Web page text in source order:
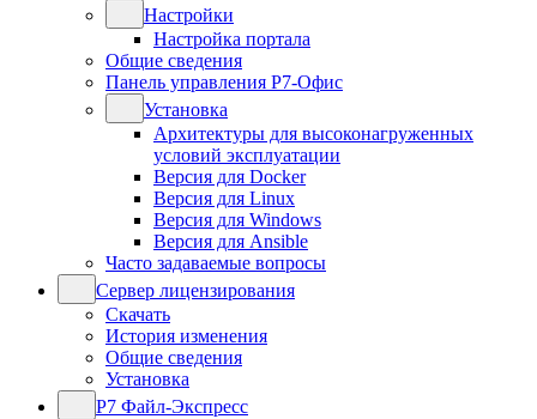
Настройки
Настройка портала
Общие сведения
Панель управления Р7-Офис
Установка
Архитектуры для высоконагруженных
условий эксплуатации
Версия для Docker
Версия для Linux
Версия для Windows
Версия для Ansible
Часто задаваемые вопросы
Сервер лицензирования
Скачать
История изменения
Общие сведения
Установка
Р7 Файл-Экспресс